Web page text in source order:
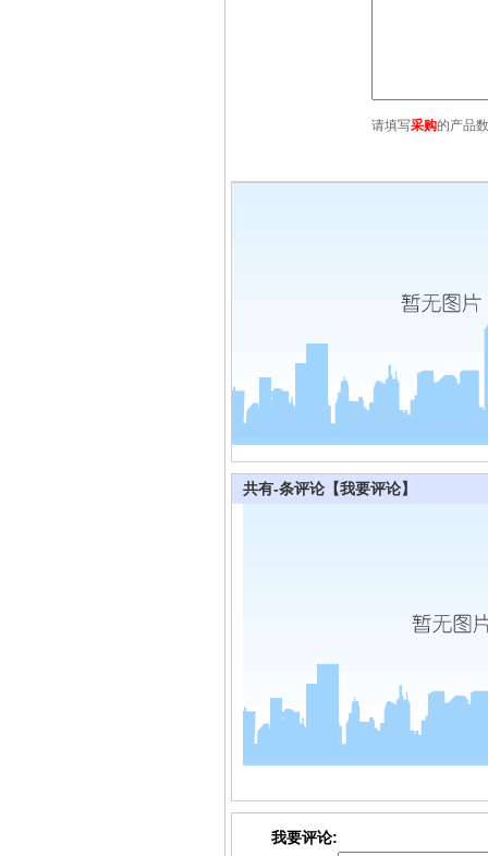
请填写采购的产品
共有-条评论 【我要评论】
我要评论: